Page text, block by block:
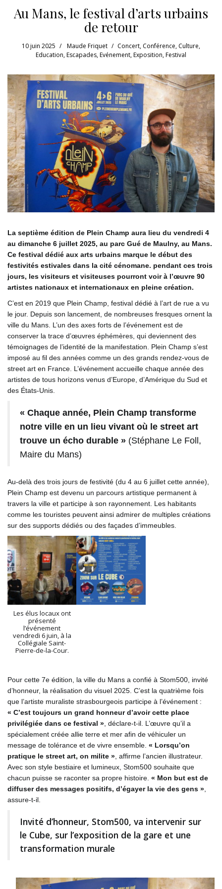
Au Mans, le festival d’arts urbains
de retour
10 juin 2025 Maude Friquet Concert, Conférence, Culture,
Education,Escapades,Evénement,Exposition,Festival
La septième édition de Plein Champ aura lieu du vendredi 4
au dimanche 6 juillet 2025, au parc Gué de Maulny, au Mans.
Ce festival dédié aux arts urbains marque le début des
festivités estivales dans la cité cénomane. pendant ces trois
jours, les visiteurs et visiteuses pourront voir à l’œuvre 90
artistes nationaux et internationaux en pleine création.
C’est en 2019 que Plein Champ, festival dédié à l’art de rue a vu
le jour. Depuis son lancement, de nombreuses fresques ornent la
ville du Mans. L’un des axes forts de l’événement est de
conserver la trace d’œuvres éphémères, qui deviennent des
témoignages de l’identité de la manifestation. Plein Champ s’est
imposé au fil des années comme un des grands rendez-vous de
street art en France. L’événement accueille chaque année des
artistes de tous horizons venus d’Europe, d’Amérique du Sud et
des États-Unis.
« Chaque année, Plein Champ transforme
notre ville en un lieu vivant où le street art
trouve un écho durable » (Stéphane Le Foll,
Maire du Mans)
Au-delà des trois jours de festivité (du 4 au 6 juillet cette année),
Plein Champ est devenu un parcours artistique permanent à
travers la ville et participe à son rayonnement. Les habitants
comme les touristes peuvent ainsi admirer de multiples créations
sur des supports dédiés ou des façades d’immeubles.
Les élus locaux ont
présenté
l’événement
vendredi 6 juin, à la
Collégiale Saint-
Pierre-de-la-Cour.
Pour cette 7e édition, la ville du Mans a confié à Stom500, invité
d’honneur, la réalisation du visuel 2025. C’est la quatrième fois
que l’artiste muraliste strasbourgeois participe à l’événement :
« C’est toujours un grand honneur d’avoir cette place
privilégiée dans ce festival » , déclare-t-il. L’œuvre qu’il a
spécialement créée allie terre et mer afin de véhiculer un
message de tolérance et de vivre ensemble. « Lorsqu’on
pratique le street art, on milite » , affirme l’ancien illustrateur.
Avec son style bestiaire et lumineux, Stom500 souhaite que
chacun puisse se raconter sa propre histoire. « Mon but est de
diffuser des messages positifs, d’égayer la vie des gens »
assure-t-il.
Invité d’honneur, Stom500, va intervenir sur
le Cube, sur l’exposition de la gare et une
transformation murale